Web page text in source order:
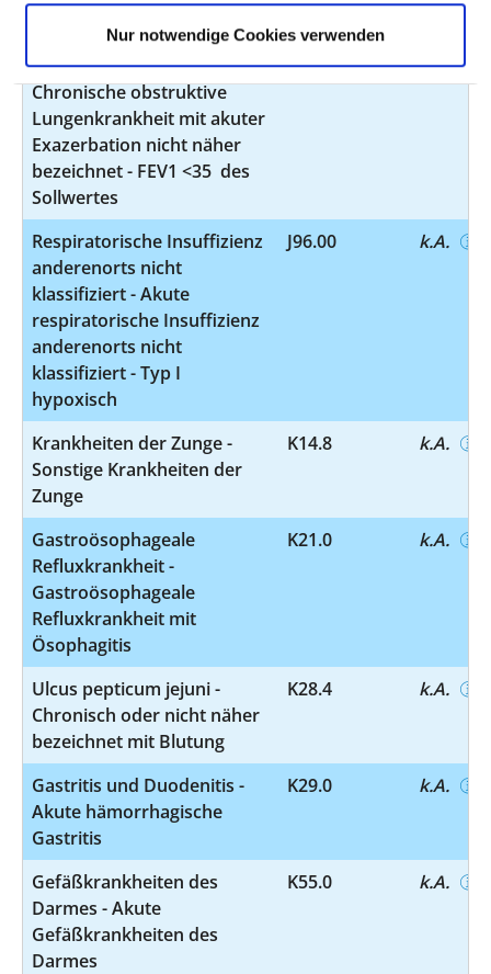
Nur notwendige Cookies verwenden
Sonstige chronische
obstruktive
Lungenkrankheit -
Chronische obstruktive
Lungenkrankheit mit akuter
Exazerbation nicht näher
bezeichnet - FEV1 <35 des
Sollwertes
J44.10 k.A.
Respiratorische Insuffizienz
anderenorts nicht
klassifiziert - Akute
respiratorische Insuffizienz
anderenorts nicht
klassifiziert - Typ I
hypoxisch
J96.00 k.A.
Krankheiten der Zunge -
Sonstige Krankheiten der
Zunge
K14.8 k.A.
Gastroösophageale
Refluxkrankheit -
Gastroösophageale
Refluxkrankheit mit
Ösophagitis
K21.0 k.A.
Ulcus pepticum jejuni -
Chronisch oder nicht näher
bezeichnet mit Blutung
K28.4 k.A.
Gastritis und Duodenitis -
Akute hämorrhagische
Gastritis
K29.0 k.A.
Gefäßkrankheiten des
Darmes - Akute
Gefäßkrankheiten des
Darmes
K55.0 k.A.